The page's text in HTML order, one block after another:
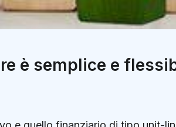
è semplice e